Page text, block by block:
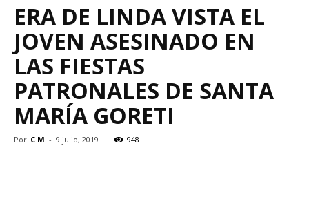
ERA DE LINDA VISTA EL
JOVEN ASESINADO EN
LAS FIESTAS
PATRONALES DE SANTA
MARÍA GORETI
Por C M - 9 julio, 2019 948